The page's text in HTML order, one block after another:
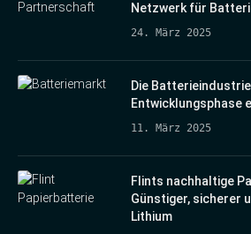
Netzwerk für
24. März 2025
Die
Entwicklungsphase
11. März 2025
Flints nachhaltige
Günstiger, sicherer
Lithium